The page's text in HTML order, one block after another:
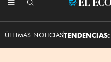
ÚLTIMAS NOTICIASTENDENCIAS: